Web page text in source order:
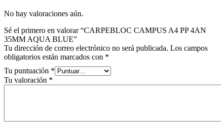
No hay valoraciones aún.
Sé el primero en valorar “CARPEBLOC CAMPUS A4 PP 4AN
35MM AQUA BLUE”
Tu dirección de correo electrónico no será publicada. Los campos
obligatorios están marcados con *
Tu puntuación *
Tu valoración *